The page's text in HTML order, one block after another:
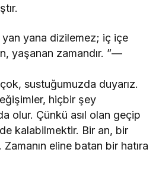
yan yana dizilemez; iç içe
yaşanan zamandır. ”—
sustuğumuzda duyarız.
hiçbir şey
olur. Çünkü asıl olan geçip
kalabilmektir. Bir an, bir
eline batan bir hatıra